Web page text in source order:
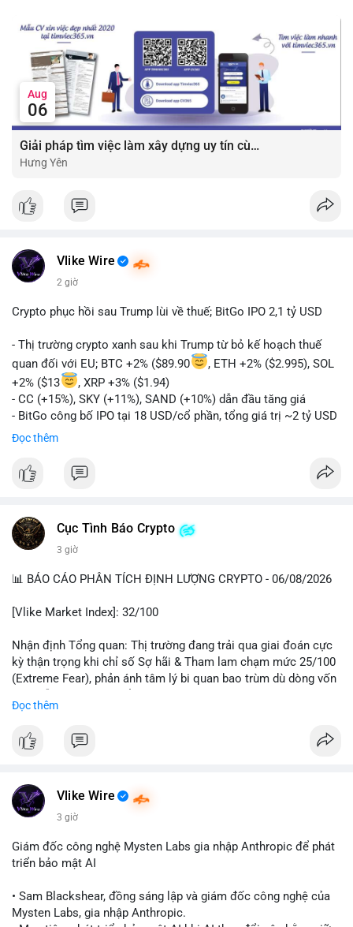
📰 Nguồn: Cointelegraph
Aug
06
Giải pháp tìm việc làm xây dựng uy tín cùng mức lương thưởng hấp dẫn ?️
Hưng Yên
Vlike Wire
2 giờ
Crypto phục hồi sau Trump lùi về thuế; BitGo IPO 2,1 tỷ USD
- Thị trường crypto xanh sau khi Trump từ bỏ kế hoạch thuế
quan đối với EU; BTC +2% ($89.90
, ETH +2% ($2.995), SOL
+2% ($13
, XRP +3% ($1.94)
- CC (+15%), SKY (+11%), SAND (+10%) dẫn đầu tăng giá
- BitGo công bố IPO tại 18 USD/cổ phần, tổng giá trị ~2 tỷ USD
- Vitalik Buterin đề xuất DVT staking bản địa để tăng cường
bảo mật và phi tập trung Ethereum
- Hong Kong phát hành giấy phép stablecoin mới với yêu cầu
tuân thủ nghiêm ngặt
- Trump hy vọng ký vào luật cấu trúc thị trường crypto sớm
nonostante sự bất đồng trong Quốc hội
- Saga’s EVM blockchain ngừng hoạt động sau cuộc tấn công
- Steak ’n Shake cho phép nhân viên nhận lương một phần dưới
#binancesquare #cryptonews
#steaknshake
$btc $eth $sol $xrp $cc#cc$sky#sky$sand#sand
#vlikevn
📰 Nguồn: Decrypt
Đọc thêm
Cục Tình Báo Crypto
3 giờ
📊 BÁO CÁO PHÂN TÍCH ĐỊNH LƯỢNG CRYPTO - 06/08/2026
[Vlike Market Index]: 32/100
Nhận định Tổng quan: Thị trường đang trải qua giai đoán cực
kỳ thận trọng khi chỉ số Sợ hãi & Tham lam chạm mức 25/100
(Extreme Fear), phản ánh tâm lý bi quan bao trùm dù dòng vốn
142,24 tỷ USD, tăng nhẹ 0,59% trong 24h qua. Ethereum vẫn
đáng chú ý là Base đã lọt top 5 với 4,63 tỷ USD, cho thấy sự
trỗi dậy mạnh mẽ của hệ sinh thái L2. Tổng vốn hóa
tuyệt đối với 182,8 tỷ USD, cho thấy thanh khoản hệ thống vẫn
dồi dào, sẵn sàng hỗ trợ cho một nhịp phục hồi nếu tâm lý cải
Phân tích Tâm lý phái sinh và Hợp đồng mở (Binance Futures):
Đọc thêm
Vlike Wire
3 giờ
Giám đốc công nghệ Mysten Labs gia nhập Anthropic để phát
triển bảo mật AI
• Sam Blackshear, đồng sáng lập và giám đốc công nghệ của
Mysten Labs, gia nhập Anthropic.